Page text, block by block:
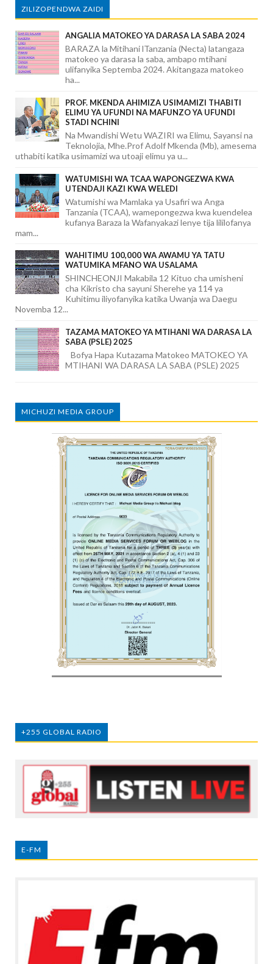
ZILIZOPENDWA ZAIDI
ANGALIA MATOKEO YA DARASA LA SABA 2024
BARAZA la Mitihani lTanzania (Necta) latangaza
matokeo ya darasa la saba, ambapo mtihani
ulifanyika Septemba 2024. Akitangaza matokeo
ha...
PROF. MKENDA AHIMIZA USIMAMIZI THABITI
ELIMU YA UFUNDI NA MAFUNZO YA UFUNDI
STADI NCHINI
Na Mwandishi Wetu WAZIRI wa Elimu, Sayansi na
Teknolojia, Mhe.Prof Adolf Mkenda (Mb), amesema
uthabiti katika usimamizi wa utoaji elimu ya u...
WATUMISHI WA TCAA WAPONGEZWA KWA
UTENDAJI KAZI KWA WELEDI
Watumishi wa Mamlaka ya Usafiri wa Anga
Tanzania (TCAA), wamepongezwa kwa kuendelea
kufanya Baraza la Wafanyakazi lenye tija lililofanya
mam...
WAHITIMU 100,000 WA AWAMU YA TATU
WATUMIKA MFANO WA USALAMA
SHINCHEONJI Makabila 12 Kituo cha umisheni
cha Kikristo cha sayuni Sherehe ya 114 ya
Kuhitimu iliyofanyika katika Uwanja wa Daegu
Novemba 12...
TAZAMA MATOKEO YA MTIHANI WA DARASA LA
SABA (PSLE) 2025
Bofya Hapa Kutazama Matokeo MATOKEO YA
MTIHANI WA DARASA LA SABA (PSLE) 2025
MICHUZI MEDIA GROUP
+255 GLOBAL RADIO
E-FM